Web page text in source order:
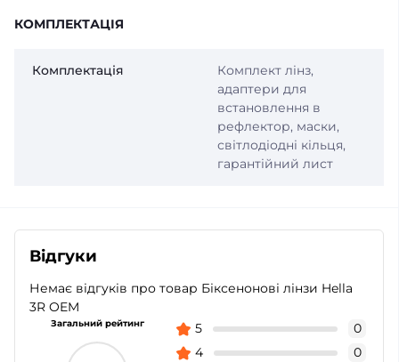
КОМПЛЕКТАЦІЯ
Комплектація
Комплект лінз,
адаптери для
встановлення в
рефлектор, маски,
світлодіодні кільця,
гарантійний лист
Відгуки
Немає відгуків про товар Біксенонові лінзи Hella
3R OEM
Загальний рейтинг 5
0
4
0